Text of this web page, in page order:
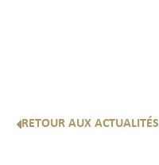
RETOUR AUX ACTUALITÉS